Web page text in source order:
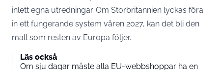
inlett egna utredningar. Om Storbritannien lyckas föra
in ett fungerande system våren 2027, kan det bli den
mall som resten av Europa följer.
Läs också
Om sju dagar måste alla EU-webbshoppar ha en